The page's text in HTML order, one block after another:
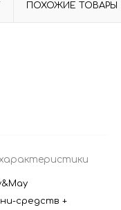
ПОХОЖИЕ ТОВАРЫ
средств +